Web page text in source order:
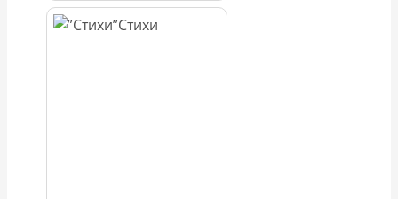
Стихи